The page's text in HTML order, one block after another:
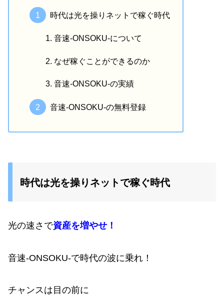
時代は光を操りネットで稼ぐ時代
音速-ONSOKU-について
なぜ稼ぐことができるのか
音速-ONSOKU-の実績
音速-ONSOKU-の無料登録
時代は光を操りネットで稼ぐ時代
光の速さで資産を増やせ！
音速-ONSOKU-で時代の波に乗れ！
チャンスは目の前に